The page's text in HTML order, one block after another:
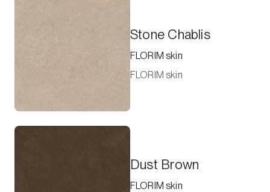
Stone Chablis
FLORIM skin
FLORIM skin
Dust Brown
FLORIM skin